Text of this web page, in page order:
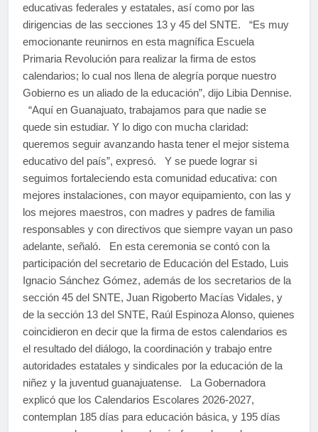
educativas federales y estatales, así como por las
dirigencias de las secciones 13 y 45 del SNTE. “Es muy
emocionante reunirnos en esta magnífica Escuela
Primaria Revolución para realizar la firma de estos
calendarios; lo cual nos llena de alegría porque nuestro
Gobierno es un aliado de la educación”, dijo Libia Dennise.
“Aquí en Guanajuato, trabajamos para que nadie se
quede sin estudiar. Y lo digo con mucha claridad:
queremos seguir avanzando hasta tener el mejor sistema
educativo del país”, expresó. Y se puede lograr si
seguimos fortaleciendo esta comunidad educativa: con
mejores instalaciones, con mayor equipamiento, con las y
los mejores maestros, con madres y padres de familia
responsables y con directivos que siempre vayan un paso
adelante, señaló. En esta ceremonia se contó con la
participación del secretario de Educación del Estado, Luis
Ignacio Sánchez Gómez, además de los secretarios de la
sección 45 del SNTE, Juan Rigoberto Macías Vidales, y
de la sección 13 del SNTE, Raúl Espinoza Alonso, quienes
coincidieron en decir que la firma de estos calendarios es
el resultado del diálogo, la coordinación y trabajo entre
autoridades estatales y sindicales por la educación de la
niñez y la juventud guanajuatense. La Gobernadora
explicó que los Calendarios Escolares 2026-2027,
contemplan 185 días para educación básica, y 195 días